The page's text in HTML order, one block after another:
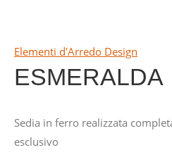
Elementi d'Arredo Design
ESMERALDA
Sedia in ferro realizzata
esclusivo